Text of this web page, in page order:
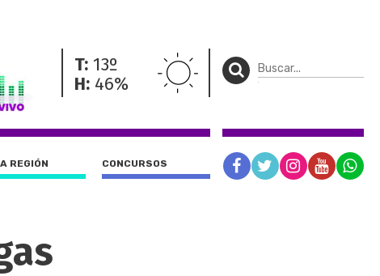
T: 13º
H: 46%
REGIÓN CONCURSOS